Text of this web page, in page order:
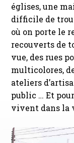
églises, une
difficile de
où on porte le
recouverts de
vue, des rues
multicolores,
ateliers
public … Et
vivent dans la